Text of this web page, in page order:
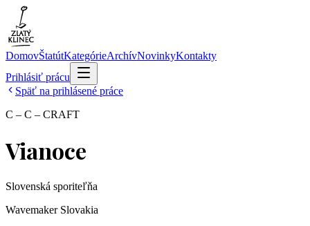
DomovŠtatútKategórieArchívNovinkyKontakty
Prihlásiť prácu
Späť na prihlásené práce
C – C – CRAFT
Vianoce
Slovenská sporiteľňa
Wavemaker Slovakia